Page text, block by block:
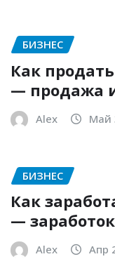
БИЗНЕС
Как
— продажа
Alex Май
БИЗНЕС
Как
—
Alex Апр